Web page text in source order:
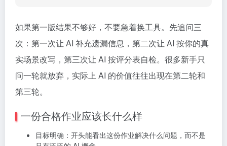
如果第一版结果不够好，不要急着换工具。先追问三
次：第一次让 AI 补充遗漏信息，第二次让 AI 按你的真
实场景改写，第三次让 AI 按评分表自检。很多新手只
问一轮就放弃，实际上 AI 的价值往往出现在第二轮和
第三轮。
一份合格作业应该长什么样
目标明确：开头能看出这份作业解决什么问题，而不是